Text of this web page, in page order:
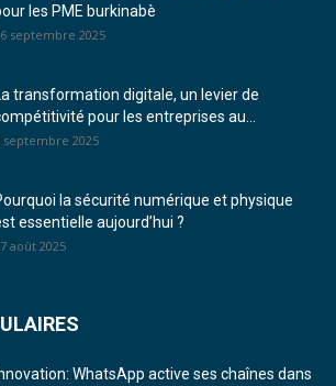
les PME burkinabè
septembre 2025
transformation digitale, un levier de
pour les entreprises au...
septembre 2025
la sécurité numérique et physique
essentielle aujourd’hui ?
août 2025
WhatsApp active ses chaînes dans